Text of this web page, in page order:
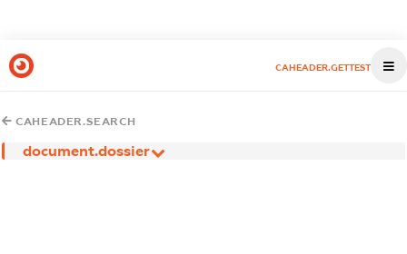
CAHEADER.GETTEST
CAHEADER.SEARCH
document.dossier